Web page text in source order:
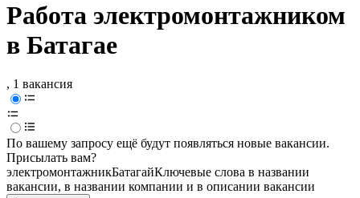
Работа электромонтажником
в Батагае
, 1 вакансия
По вашему запросу ещё будут появляться новые вакансии.
Присылать вам?
электромонтажникБатагайКлючевые слова в названии
вакансии, в названии компании и в описании вакансии